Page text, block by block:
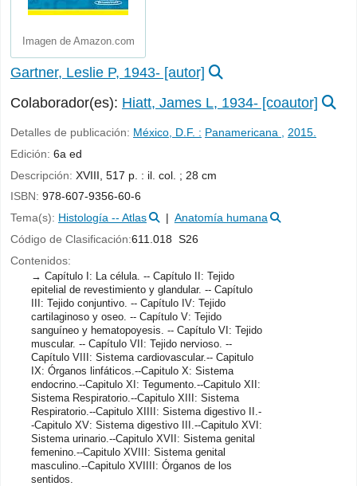
Imagen de Amazon.com
Gartner, Leslie P, 1943- [autor]
Colaborador(es): Hiatt, James L, 1934- [coautor]
Detalles de publicación: México, D.F. : Panamericana ,
2015.
Edición: 6a ed
Descripción: XVIII, 517 p. : il. col. ; 28 cm
ISBN: 978-607-9356-60-6
Tema(s): Histología -- Atlas
Anatomía humana
Código de Clasificación:611.018 S26
Contenidos:
Capítulo I: La célula. -- Capítulo II: Tejido
epitelial de revestimiento y glandular. -- Capítulo
III: Tejido conjuntivo. -- Capítulo IV: Tejido
cartilaginoso y oseo. -- Capítulo V: Tejido
sanguíneo y hematopoyesis. -- Capítulo VI: Tejido
muscular. -- Capítulo VII: Tejido nervioso. --
Capítulo VIII: Sistema cardiovascular.-- Capitulo
IX: Órganos linfáticos.--Capitulo X: Sistema
endocrino.--Capitulo XI: Tegumento.--Capitulo XII:
Sistema Respiratorio.--Capitulo XIII: Sistema
Respiratorio.--Capitulo XIIII: Sistema digestivo II.-
-Capitulo XV: Sistema digestivo III.--Capitulo XVI:
Sistema urinario.--Capitulo XVII: Sistema genital
femenino.--Capitulo XVIII: Sistema genital
masculino.--Capitulo XVIIII: Órganos de los
sentidos.